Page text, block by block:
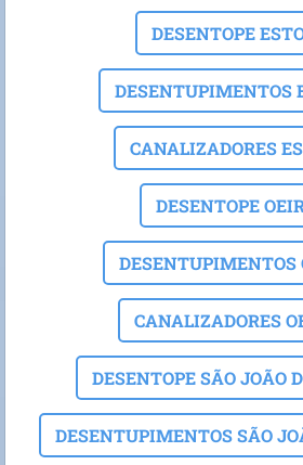
DESENTOPE
DESENTUPIMENTOS
CANALIZADORES
DESENTOPE
DESENTUPIMENTOS
CANALIZADORES
DESENTOPE SÃO JOÃO
DESENTUPIMENTOS SÃO